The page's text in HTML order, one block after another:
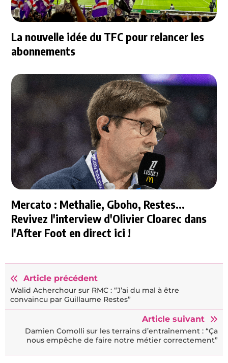
La nouvelle idée du TFC pour relancer les
abonnements
Mercato : Methalie, Gboho, Restes...
Revivez l'interview d'Olivier Cloarec dans
l'After Foot en direct ici !
Article précédent
Walid Acherchour sur RMC : “J’ai du mal à être
convaincu par Guillaume Restes”
Article suivant
Damien Comolli sur les terrains d’entraînement : “Ça
nous empêche de faire notre métier correctement”